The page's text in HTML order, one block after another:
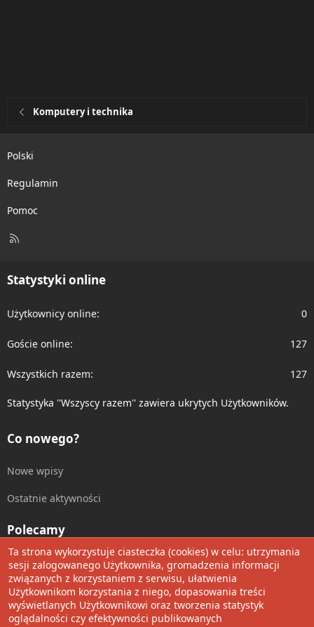
Komputery i technika
Polski
Regulamin
Pomoc
R
Statystyki online
Użytkownicy online 0
Goście online 127
Wszystkich razem 127
Statystyka ''Wszyscy razem'' zawiera ukrytych Użytkowników.
Co nowego?
Nowe wpisy
Ostatnie aktywności
Polecamy
Wolnościowe cytaty
Udostępnij
Facebook
TwitterRedditPinterest
TumblrWhatsApp
Umieść Link
Ta strona wykorzystuje ciasteczka (cookies) w celu: utrzymania
sesji zalogowanego Użytkownika, gromadzenia informacji
związanych z korzystaniem z serwisu, ułatwienia
Użytkownikom korzystania z niego, dopasowania treści
wyświetlanych Użytkownikowi oraz tworzenia statystyk
oglądalności czy efektywności publikowanych